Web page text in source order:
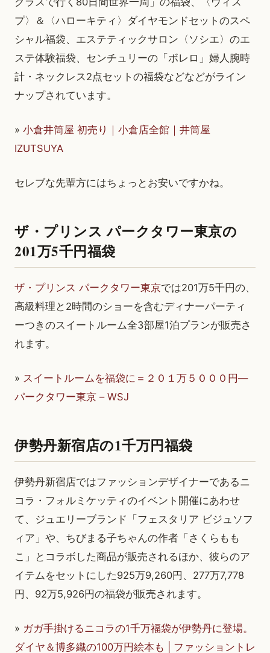
プ〉＆〈ハローキティ〉ダイヤモンドセットのスペ
シャル福袋、エステティックサロン〈ソシエ〉のエ
ステ体験福袋、センチュリーの「ボレロ」婦人腕時
計・ネックレス2点セットの福袋などなどがライン
ナップされています。
» 小倉井筒屋 初売り｜小倉店全館｜井筒屋
IZUTSUYA
セレブな先輩方にはちょっとお安いですかね。
ザ・プリンス パークタワー東京の
201万5千円福袋
ザ・プリンス パークタワー東京では201万5千円の、
高級料理と2時間のショーを含むディナーパーティ
ーつきのスイートルーム全3部屋1泊プランが販売さ
れます。
» スイートルームを福袋に＝２０１万５０００円—
パークタワー東京 – WSJ
伊勢丹新宿店の1千万円福袋
伊勢丹新宿店ではファッションデザイナーであるニ
コラ・フォルミケッティのイベント開催にあわせ
て、ジュエリーブランド「フェスタリア ビジュソフ
ィア」や、ちびまる子ちゃんの作者「さくらもも
こ」とコラボした商品が販売されるほか、彼らのア
イテムをセットにした925万9,260円、277万7,778
円、92万5,926円の福袋が販売されます。
» ガガ手掛けるニコラの1千万福袋が伊勢丹に登場。
ダイヤ＆博多織の100万円絵本も | ファッショントレ